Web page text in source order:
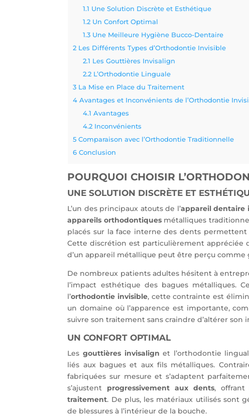
1.1 Une Solution Discrète et Esthétique
1.2 Un Confort Optimal
1.3 Une Meilleure Hygiène Bucco-Dentaire
2 Les Différents Types d’Orthodontie Invisible
2.1 Les Gouttières Invisalign
2.2 L’Orthodontie Linguale
3 La Mise en Place du Traitement
4 Avantages et Inconvénients de l’Orthodontie
4.1 Avantages
4.2 Inconvénients
5 Comparaison avec l’Orthodontie Traditionnelle
6 Conclusion
POURQUOI CHOISIR
UNE SOLUTION DISCRÈTE ET
L’un des principaux atouts de l’appareil dentaire
appareils orthodontiquesmétalliques
placés sur la face interne des dents
Cette discrétion est particulièrement appréciée
d’un appareil métallique peut être perçu comme
De nombreux patients adultes hésitent à
l’impact esthétique des bagues métalliques.
l’orthodontie invisible, cette contrainte est
un domaine où l’apparence est importante,
suivre son traitement sans craindre d’altérer son
UN CONFORT OPTIMAL
Lesgouttières invisalign et l’orthodontie
liés aux bagues et aux fils métalliques.
fabriquées sur mesure et s’adaptent
s’ajustent progressivement aux dents, offrant
traitement. De plus, les matériaux utilisés sont
de blessures à l’intérieur de la bouche.